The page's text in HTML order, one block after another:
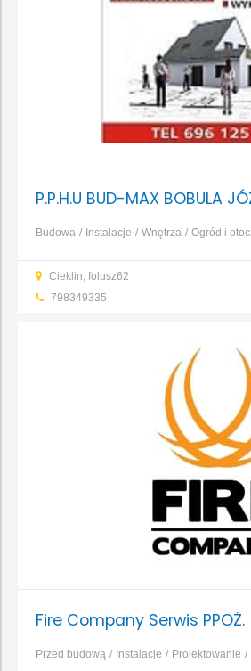
P.P.H.U BUD-MAX BOBULA
Budowa Instalacje Wnętrza Ogród i
Cieklin, folusz62
798349335
Fire Company Serwis PPOŻ.
Przed budową Instalacje Projektowanie